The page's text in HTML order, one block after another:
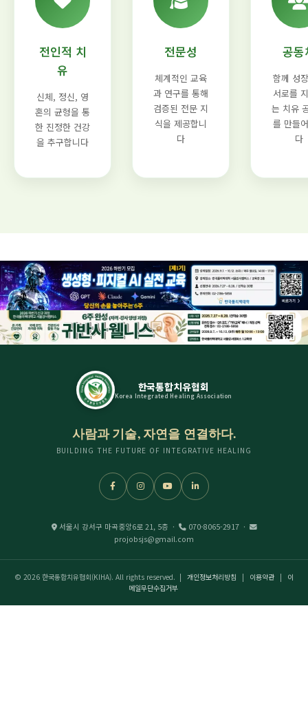
전인적 치
유
신체, 정신, 영
혼의 균형을 통
한 진정한 건강
을 추구합니다
전문성
체계적인 교육
과 연구를 통해
검증된 전문 지
식을 제공합니
다
공동
함께 성
서로를
는 치유
를 만들
다
한국통합치유협회
Korea Integrated Healing Association
사람과 기술, 자연을 연결하다.
BUILDING THE FUTURE OF INTEGRATIVE HEALING
서울시 강서구 마곡중앙6로 21, 5층 ·
070-8065-2917 ·
projobsjs@gmail.com
© 2026 한국통합치유협회(KIHA). All rights reserved. | 개인정보처리방침 | 이용약관 |
이
메일무단수집거부